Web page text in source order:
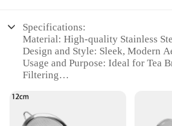
Specifications:
Material: High-quality Stainless
Design and Style: Sleek, Modern
Usage and Purpose: Ideal for Tea
Filtering
Filtration
Shape or Size: Compact and Portable
Quantity: Available in Sets for